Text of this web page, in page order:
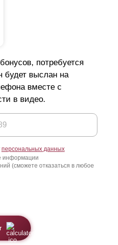
потребуется
будет выслан на
вместе с
в видео.
персональных данных
информации
(сможете отказаться в любое